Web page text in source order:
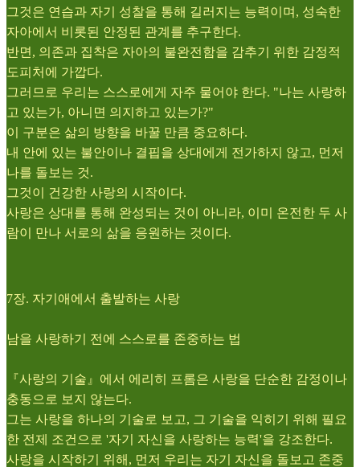
그것은 연습과 자기 성찰을 통해 길러지는 능력이며, 성숙한
자아에서 비롯된 안정된 관계를 추구한다.
반면, 의존과 집착은 자아의 불완전함을 감추기 위한 감정적
도피처에 가깝다.
그러므로 우리는 스스로에게 자주 물어야 한다. "나는 사랑하
고 있는가, 아니면 의지하고 있는가?"
이 구분은 삶의 방향을 바꿀 만큼 중요하다.
내 안에 있는 불안이나 결핍을 상대에게 전가하지 않고, 먼저
나를 돌보는 것.
그것이 건강한 사랑의 시작이다.
사랑은 상대를 통해 완성되는 것이 아니라, 이미 온전한 두 사
람이 만나 서로의 삶을 응원하는 것이다.
7장. 자기애에서 출발하는 사랑
남을 사랑하기 전에 스스로를 존중하는 법
『사랑의 기술』에서 에리히 프롬은 사랑을 단순한 감정이나
충동으로 보지 않는다.
그는 사랑을 하나의 기술로 보고, 그 기술을 익히기 위해 필요
한 전제 조건으로 '자기 자신을 사랑하는 능력'을 강조한다.
사랑을 시작하기 위해, 먼저 우리는 자기 자신을 돌보고 존중